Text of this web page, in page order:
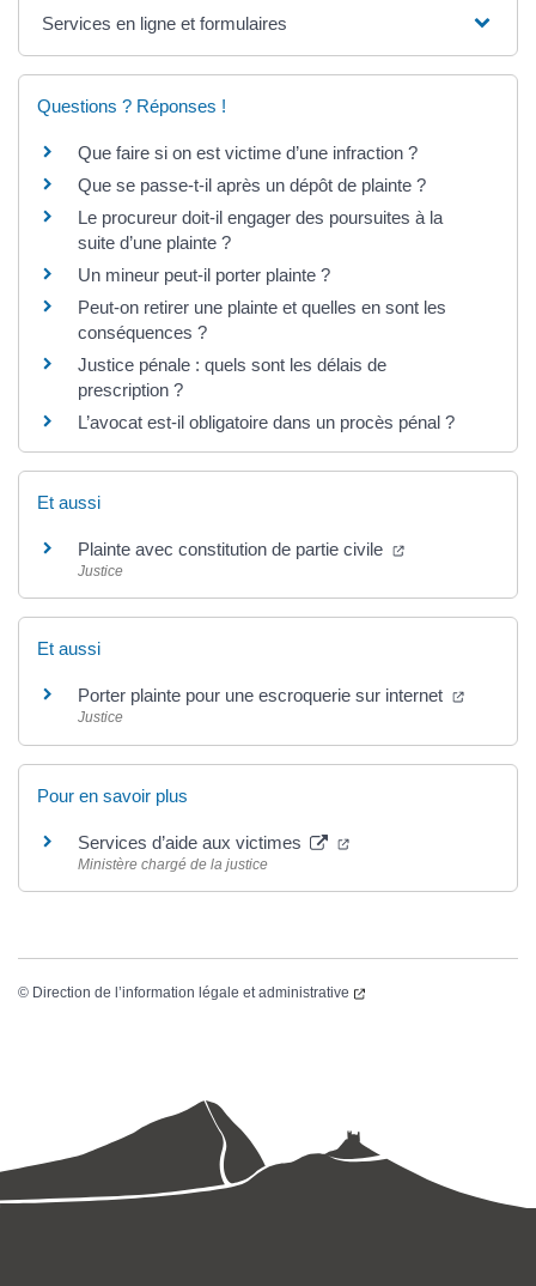
Services en ligne et formulaires
Questions ? Réponses !
Que faire si on est victime d’une infraction ?
Que se passe-t-il après un dépôt de plainte ?
Le procureur doit-il engager des poursuites à la
suite d’une plainte ?
Un mineur peut-il porter plainte ?
Peut-on retirer une plainte et quelles en sont les
conséquences ?
Justice pénale : quels sont les délais de
prescription ?
L’avocat est-il obligatoire dans un procès pénal ?
Et aussi
Plainte avec constitution de partie civile
Justice
Et aussi
Porter plainte pour une escroquerie sur internet
Justice
Pour en savoir plus
Services d’aide aux victimes
Ministère chargé de la justice
© Direction de l’information légale et administrative